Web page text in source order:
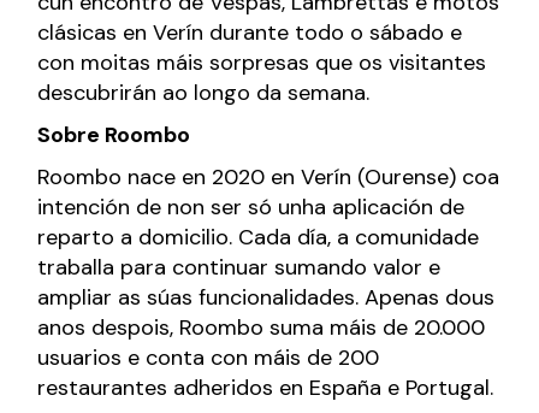
clásicas en Verín durante todo o sábado e
con moitas máis sorpresas que os visitantes
descubrirán ao longo da semana.
Sobre Roombo
Roombo nace en 2020 en Verín (Ourense) coa
intención de non ser só unha aplicación de
reparto a domicilio. Cada día, a comunidade
traballa para continuar sumando valor e
ampliar as súas funcionalidades. Apenas dous
anos despois, Roombo suma máis de 20.000
usuarios e conta con máis de 200
restaurantes adheridos en España e Portugal.